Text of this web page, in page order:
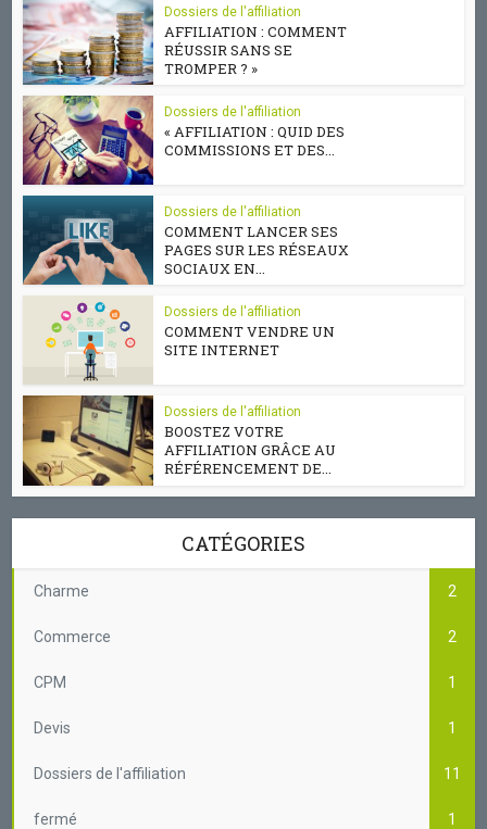
Dossiers de l'affiliation
AFFILIATION : COMMENT
RÉUSSIR SANS SE
TROMPER ? »
Dossiers de l'affiliation
« AFFILIATION : QUID DES
COMMISSIONS ET DES...
Dossiers de l'affiliation
COMMENT LANCER SES
PAGES SUR LES RÉSEAUX
SOCIAUX EN...
Dossiers de l'affiliation
COMMENT VENDRE UN
SITE INTERNET
Dossiers de l'affiliation
BOOSTEZ VOTRE
AFFILIATION GRÂCE AU
RÉFÉRENCEMENT DE...
CATÉGORIES
Charme 2
Commerce 2
CPM 1
Devis 1
Dossiers de l'affiliation 11
fermé 1